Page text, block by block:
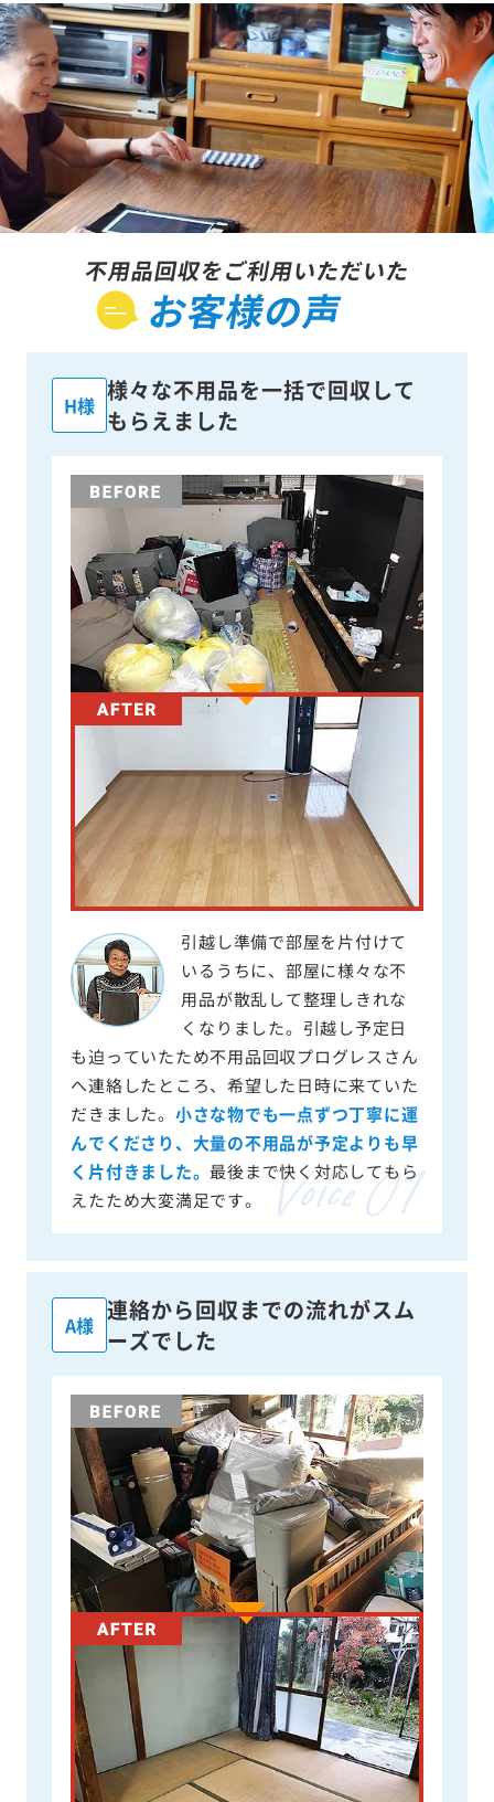
不用品回収をご利用いただいた
お客様の声
H様
様々な不用品を一括で回収して
もらえました
引越し準備で部屋を片付けて
いるうちに、部屋に様々な不
用品が散乱して整理しきれな
くなりました。引越し予定日
も迫っていたため不用品回収プログレスさん
へ連絡したところ、希望した日時に来ていた
だきました。 小さな物でも一点ずつ丁寧に運
んでくださり、大量の不用品が予定よりも早
く片付きました。 最後まで快く対応してもら
えたため大変満足です。
A様
連絡から回収までの流れがスム
ーズでした